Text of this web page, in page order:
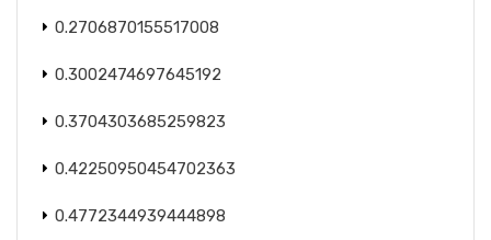
0.2706870155517008
0.3002474697645192
0.3704303685259823
0.42250950454702363
0.4772344939444898